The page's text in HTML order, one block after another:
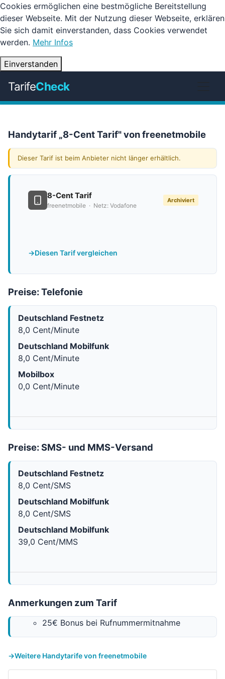
Cookies ermöglichen eine bestmögliche Bereitstellung
dieser Webseite. Mit der Nutzung dieser Webseite, erklären
Sie sich damit einverstanden, dass Cookies verwendet
werden. Mehr Infos
Einverstanden
TarifeCheck
Handytarif „8-Cent Tarif" von freenetmobile
Dieser Tarif ist beim Anbieter nicht länger erhältlich.
8-Cent Tarif
freenetmobile · Netz: Vodafone
Archiviert
Diesen Tarif vergleichen
Preise: Telefonie
Deutschland Festnetz
8,0 Cent/Minute
Deutschland Mobilfunk
8,0 Cent/Minute
Mobilbox
0,0 Cent/Minute
Preise: SMS- und MMS-Versand
Deutschland Festnetz
8,0 Cent/SMS
Deutschland Mobilfunk
8,0 Cent/SMS
Deutschland Mobilfunk
39,0 Cent/MMS
Anmerkungen zum Tarif
25€ Bonus bei Rufnummermitnahme
Weitere Handytarife von freenetmobile